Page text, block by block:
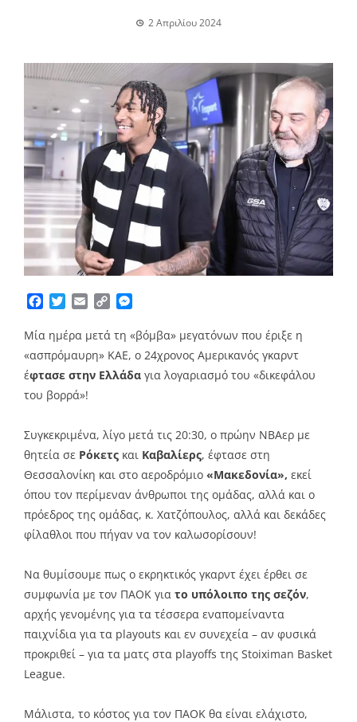
2 Απριλίου 2024
Facebook
TwitterEmailCopy
Μία ημέρα μετά τη «βόμβα» μεγατόνων που έριξε η
«ασπρόμαυρη» ΚΑΕ, ο 24χρονος Αμερικανός γκαρντ
έφτασε στην Ελλάδα για λογαριασμό του «δικεφάλου
του βορρά»!
Συγκεκριμένα, λίγο μετά τις 20:30, ο πρώην ΝΒΑερ με
θητεία σε Ρόκετς και Καβαλίερς, έφτασε στη
Θεσσαλονίκη και στο αεροδρόμιο «Μακεδονία», εκεί
όπου τον περίμεναν άνθρωποι της ομάδας, αλλά και ο
πρόεδρος της ομάδας, κ. Χατζόπουλος, αλλά και δεκάδες
φίλαθλοι που πήγαν να τον καλωσορίσουν!
Να θυμίσουμε πως ο εκρηκτικός γκαρντ έχει έρθει σε
συμφωνία με τον ΠΑΟΚ για το υπόλοιπο της σεζόν,
αρχής γενομένης για τα τέσσερα εναπομείναντα
παιχνίδια για τα playouts και εν συνεχεία – αν φυσικά
προκριθεί – για τα ματς στα playoffs της Stoiximan Basket
League.
Μάλιστα, το κόστος για τον ΠΑΟΚ θα είναι ελάχιστο,